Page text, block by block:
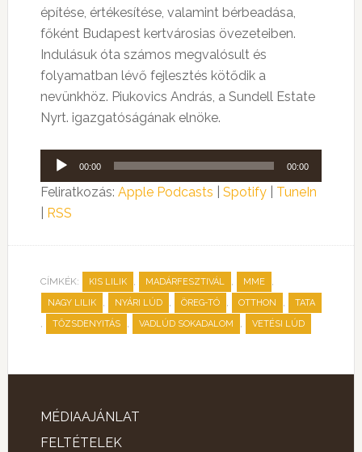
építése, értékesítése, valamint bérbeadása,
főként Budapest kertvárosias övezeteiben.
Indulásuk óta számos megvalósult és
folyamatban lévő fejlesztés kötődik a
nevünkhöz. Piukovics András, a Sundell Estate
Nyrt. igazgatóságának elnöke.
Audió
lejátszó
00:00 00:00
Feliratkozás: Apple Podcasts Spotify| TuneIn
RSS
CÍMKÉK: KIS LILIK , MADÁRFESZTIVÁL , MME ,
NAGY LILIK , NYÁRI LÚD , ÖREG-TÓ , OTTHON , TATA
, TŐZSDENYITÁS , VADLÚD SOKADALOM , VETÉSI LÚD
MÉDIAAJÁNLAT
FELTÉTELEK